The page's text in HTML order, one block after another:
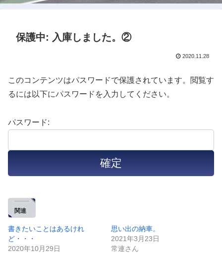
保護中: 入庫しました。②
2020.11.28
このコンテンツはパスワードで保護されています。閲覧す
るには以下にパスワードを入力してください。
パスワード:
関連
書きたいことはあるけれ
ど・・・
2020年10月29日
思い出の納車。
2021年3月23日
常連さん